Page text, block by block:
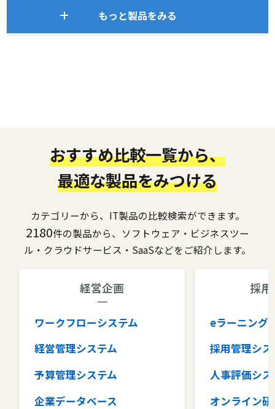
もっと製品をみる
おすすめ比較一覧から、
最適な製品をみつける
カテゴリーから、IT製品の比較検索ができます。
2180件の製品から、ソフトウェア・ビジネスツー
ル・クラウドサービス・SaaSなどをご紹介します。
経営企画
ワークフローシステム
経営管理システム
予算管理システム
企業データベース
採
eラーニング
採用管理シス
人事評価シス
オンライン研